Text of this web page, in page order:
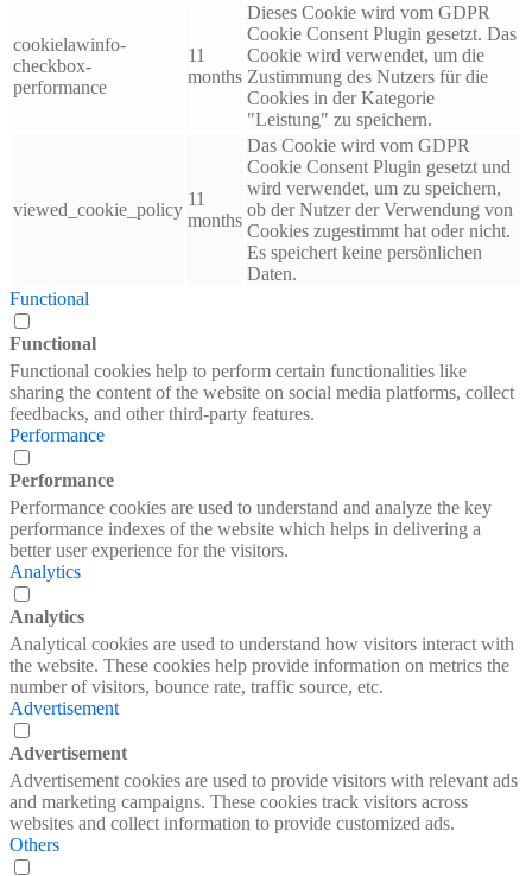
cookielawinfo-
checkbox-
performance
11
months
Dieses Cookie wird vom GDPR
Cookie Consent Plugin gesetzt. Das
Cookie wird verwendet, um die
Zustimmung des Nutzers für die
Cookies in der Kategorie
"Leistung" zu speichern.
viewed_cookie_policy
11
months
Das Cookie wird vom GDPR
Cookie Consent Plugin gesetzt und
wird verwendet, um zu speichern,
ob der Nutzer der Verwendung von
Cookies zugestimmt hat oder nicht.
Es speichert keine persönlichen
Daten.
Functional
Functional
Functional cookies help to perform certain functionalities like
sharing the content of the website on social media platforms, collect
feedbacks, and other third-party features.
Performance
Performance
Performance cookies are used to understand and analyze the key
performance indexes of the website which helps in delivering a
better user experience for the visitors.
Analytics
Analytics
Analytical cookies are used to understand how visitors interact with
the website. These cookies help provide information on metrics the
number of visitors, bounce rate, traffic source, etc.
Advertisement
Advertisement
Advertisement cookies are used to provide visitors with relevant ads
and marketing campaigns. These cookies track visitors across
websites and collect information to provide customized ads.
Others